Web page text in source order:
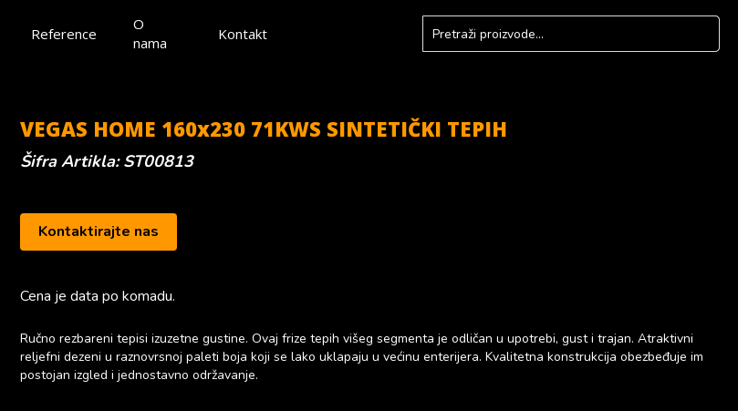
Reference
O
nama
Kontakt
VEGAS HOME 160x230 71KWS SINTETIČKI TEPIH
Šifra Artikla: ST00813
Kontaktirajte nas
Cena je data po komadu.
Ručno rezbareni tepisi izuzetne gustine. Ovaj frize tepih višeg segmenta je odličan u upotrebi, gust i trajan. Atraktivni
reljefni dezeni u raznovrsnoj paleti boja koji se lako uklapaju u većinu enterijera. Kvalitetna konstrukcija obezbeđuje im
postojan izgled i jednostavno održavanje.